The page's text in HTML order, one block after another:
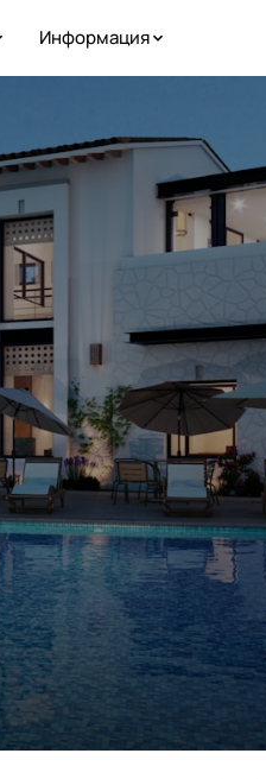
Информация